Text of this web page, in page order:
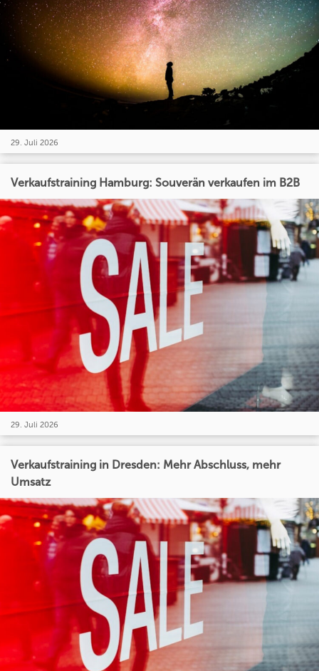
29. Juli 2026
Verkaufstraining Hamburg: Souverän verkaufen im B2B
29. Juli 2026
Verkaufstraining in Dresden: Mehr Abschluss, mehr
Umsatz